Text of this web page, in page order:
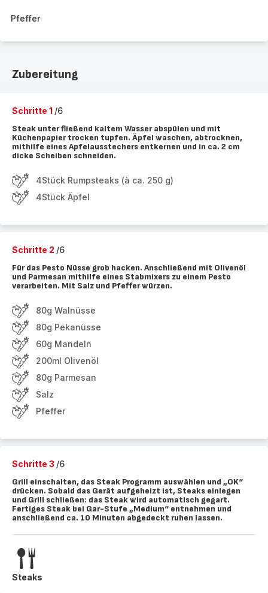
Pfeffer
Zubereitung
Schritte 1 /6
Steak unter fließend kaltem Wasser abspülen und mit
Küchenpapier trocken tupfen. Äpfel waschen, abtrocknen,
mithilfe eines Apfelausstechers entkernen und in ca. 2 cm
dicke Scheiben schneiden.
4Stück Rumpsteaks (à ca. 250 g)
4Stück Äpfel
Schritte 2 /6
Für das Pesto Nüsse grob hacken. Anschließend mit Olivenöl
und Parmesan mithilfe eines Stabmixers zu einem Pesto
verarbeiten. Mit Salz und Pfeffer würzen.
80g Walnüsse
80g Pekanüsse
60g Mandeln
200ml Olivenöl
80g Parmesan
Salz
Pfeffer
Schritte 3 /6
Grill einschalten, das Steak Programm auswählen und „OK“
drücken. Sobald das Gerät aufgeheizt ist, Steaks einlegen
und Grill schließen: das Steak wird automatisch gegart.
Fertiges Steak bei Gar-Stufe „Medium“ entnehmen und
anschließend ca. 10 Minuten abgedeckt ruhen lassen.
Steaks